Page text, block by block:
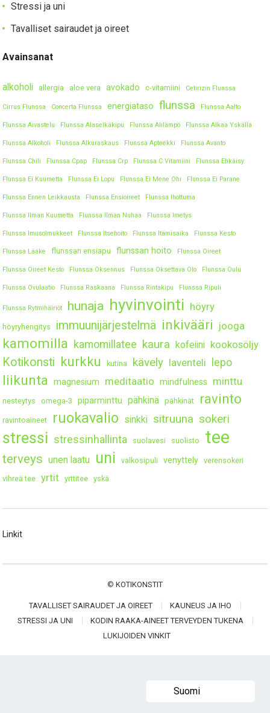
Stressi ja uni
Tavalliset sairaudet ja oireet
Avainsanat
alkoholi allergia aloe vera avokado c-vitamiini Cetirizin Flunssa
Cirrus Flunssa Concerta Flunssa energiataso flunssa Flunssa Aalto
Flunssa Aivastelu Flunssa Alaselkäkipu Flunssa Alilämpö Flunssa Alkaa Yskällä
Flunssa Alkoholi Flunssa Alkuraskaus Flunssa Apteekki Flunssa Avanto
Flunssa Chili Flunssa Cpap Flunssa Crp Flunssa C Vitamiini Flunssa Ehkäisy
Flunssa Ei Kuumetta Flunssa Ei Lopu Flunssa Ei Mene Ohi Flunssa Ei Parane
Flunssa Ennen Leikkausta Flunssa Ensioireet Flunssa Ihottuma
Flunssa Ilman Kuumetta Flunssa Ilman Nuhaa Flunssa Imetys
Flunssa Imusolmukkeet Flunssa Itsehoito Flunssa Itämisaika Flunssa Kesto
Flunssa Lääke flunssan ensiapu flunssan hoito Flunssa Oireet
Flunssa Oireet Kesto Flunssa Oksennus Flunssa Oksettava Olo Flunssa Oulu
Flunssa Ovulaatio Flunssa Raskaana Flunssa Rintakipu Flunssa Ripuli
Flunssa Rytmihäiriöt hunaja hyvinvointi höyry
höyryhengitys immuunijärjestelmä inkivääri jooga
kamomilla kamomillatee kaura kofeiini kookosöljy
Kotikonsti kurkku kutina kävely laventeli lepo
liikunta magnesium meditaatio mindfulness minttu
nesteytys omega-3 piparminttu pähkinä pähkinät ravinto
ravintoaineet ruokavalio sinkki sitruuna sokeri
stressi stressinhallinta suolavesi suolisto tee
terveys unen laatu uni valkosipuli venyttely
verensokeri
vihreä tee
yrtit yrttitee yskä
Linkit
© KOTIKONSTIT
TAVALLISET SAIRAUDET JA OIREET
KAUNEUS JA IHO
STRESSI JA UNI
KODIN RAAKA-AINEET TERVEYDEN TUKENA
LUKIJOIDEN VINKIT
Suomi